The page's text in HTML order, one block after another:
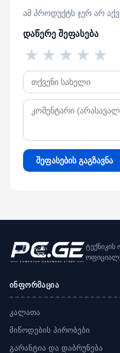
ამ პროდუქტს ჯერ არ
დაწერე შეფასება
★
★
★
★
★
შეფასების გაგზავნა
ტექნიკის
ინფორმაცია
კალათა
მიწოდების პირობები
გარანტია და დაბრუნება